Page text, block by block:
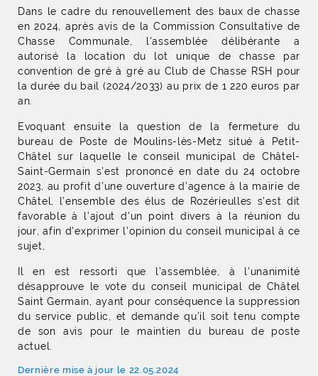
Dans le cadre du renouvellement des baux de chasse
en 2024, après avis de la Commission Consultative de
Chasse Communale, l'assemblée délibérante a
autorisé la location du lot unique de chasse par
convention de gré à gré au Club de Chasse RSH pour
la durée du bail (2024/2033) au prix de 1 220 euros par
an.
Evoquant ensuite la question de la fermeture du
bureau de Poste de Moulins-lès-Metz situé à Petit-
Châtel sur laquelle le conseil municipal de Châtel-
Saint-Germain s’est prononcé en date du 24 octobre
2023, au profit d’une ouverture d’agence à la mairie de
Châtel, l’ensemble des élus de Rozérieulles s’est dit
favorable à l’ajout d'un point divers à la réunion du
jour, afin d'exprimer l’opinion du conseil municipal à ce
sujet,
Il en est ressorti que l’assemblée, à l’unanimité
désapprouve le vote du conseil municipal de Châtel
Saint Germain, ayant pour conséquence la suppression
du service public, et demande qu’il soit tenu compte
de son avis pour le maintien du bureau de poste
actuel.
Dernière mise à jour le 22.05.2024